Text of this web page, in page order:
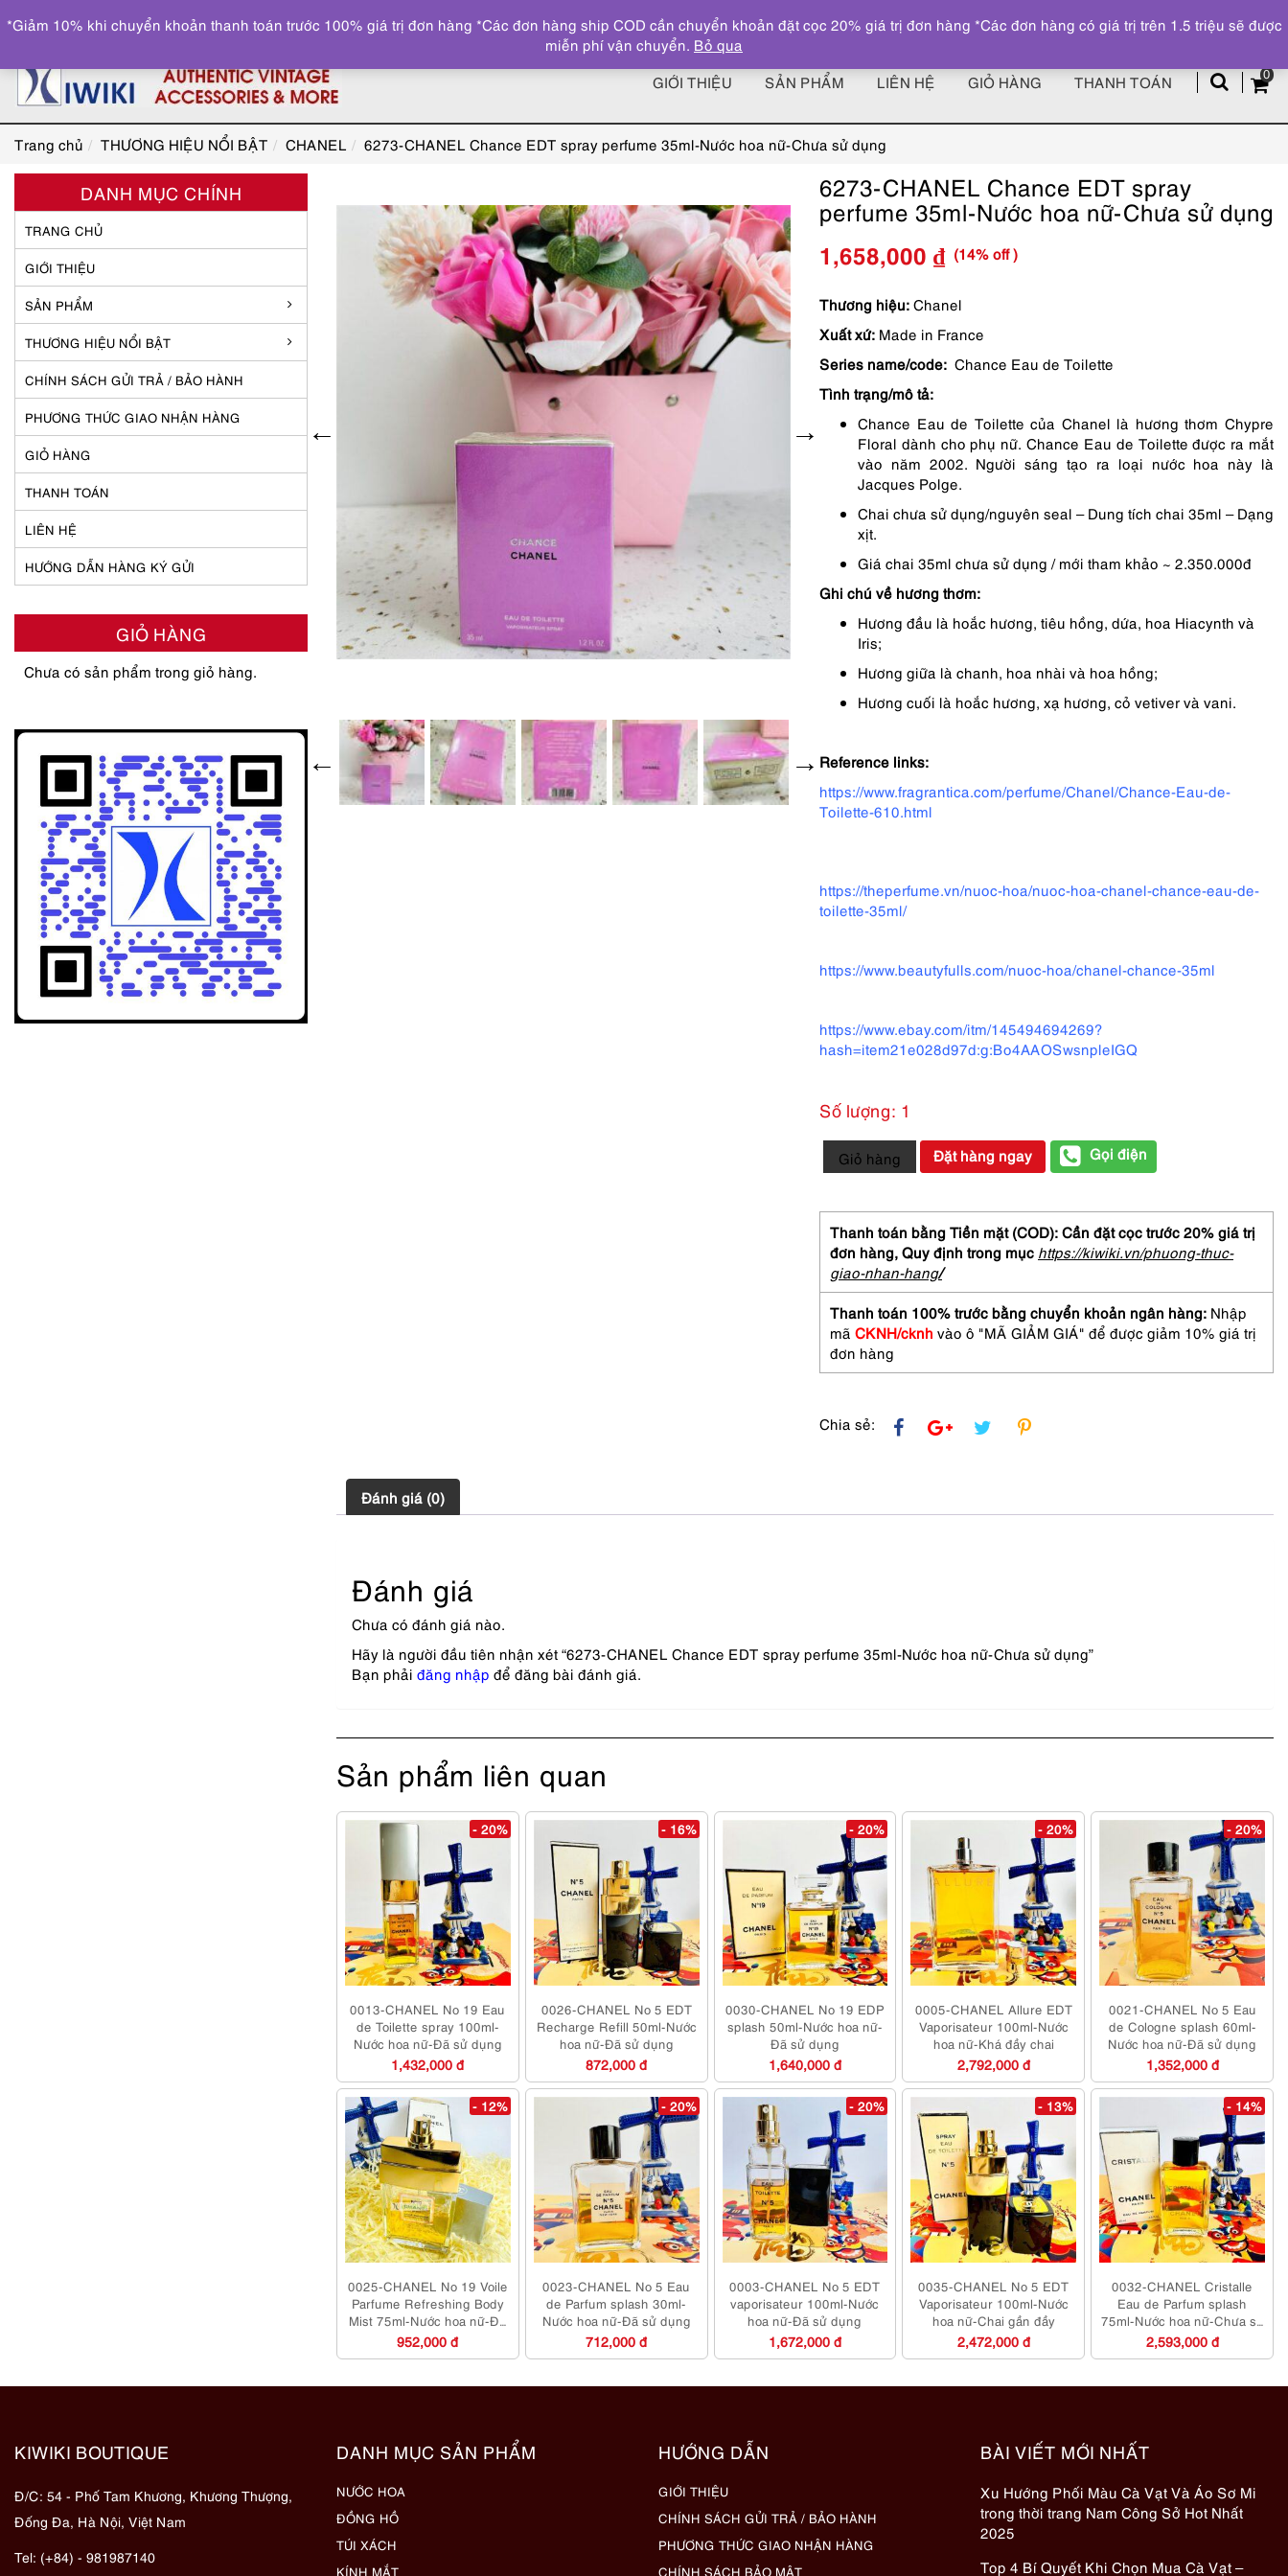
z
0
GIỚI THIỆU SẢN PHẨM LIÊN HỆ GIỎ HÀNG THANH TOÁN
Trang chủ THƯƠNG HIỆU NỔI BẬT CHANEL 6273-CHANEL Chance EDT spray perfume 35ml-Nước hoa nữ-Chưa sử dụng
6273-CHANEL Chance EDT spray
perfume 35ml-Nước hoa nữ-Chưa sử dụng
Giá
gốc
là:
1,950,000 ₫.
1,658,000 ₫
Giá
hiện
tại
là:
(14% off )
Thương hiệu: Chanel
Xuất xứ: Made in France
Series name/code: Chance Eau de Toilette
Tình trạng/mô tả:
Chance Eau de Toilette của Chanel là hương thơm Chypre
Floral dành cho phụ nữ. Chance Eau de Toilette được ra mắt
vào năm 2002. Người sáng tạo ra loại nước hoa này là
Jacques Polge.
Chai chưa sử dụng/nguyên seal – Dung tích chai 35ml – Dạng
xịt.
Giá chai 35ml chưa sử dụng / mới tham khảo ~ 2.350.000đ
Ghi chú về hương thơm:
Hương đầu là hoắc hương, tiêu hồng, dứa, hoa Hiacynth và
Iris;
Hương giữa là chanh, hoa nhài và hoa hồng;
Hương cuối là hoắc hương, xạ hương, cỏ vetiver và vani.
Reference links:
https://www.fragrantica.com/perfume/Chanel/Chance-Eau-de-
Toilette-610.html
https://theperfume.vn/nuoc-hoa/nuoc-hoa-chanel-chance-eau-de-
toilette-35ml/
https://www.beautyfulls.com/nuoc-hoa/chanel-chance-35ml
https://www.ebay.com/itm/145494694269?
hash=item21e028d97d:g:Bo4AAOSwsnpleIGQ
Số lượng: 1
6273-
CHANEL
EDT
spray
perfume
35ml-
Nước
hoa
nữ-
Chưa
sử
lượng
Giỏ hàng Đặt hàng ngay Gọi điện
Thanh toán bằng Tiền mặt (COD): Cần đặt cọc trước 20% giá trị
đơn hàng, Quy định trong mục https://kiwiki.vn/phuong-thuc-
giao-nhan-hang/
Thanh toán 100% trước bằng chuyển khoản ngân hàng: Nhập
mã CKNH/cknh vào ô "MÃ GIẢM GIÁ" để được giảm 10% giá trị
đơn hàng
Chia sẻ:
Đánh giá (0)
Đánh giá
Chưa có đánh giá nào.
Hãy là người đầu tiên nhận xét “6273-CHANEL Chance EDT spray perfume 35ml-Nước hoa nữ-Chưa sử dụng”
Bạn phải đăng nhập để đăng bài đánh giá.
Sản phẩm liên quan
- 20%
0013-CHANEL No 19 Eau
de Toilette spray 100ml-
Nước hoa nữ-Đã sử dụng
1,432,000 đ
- 16%
0026-CHANEL No 5 EDT
Recharge Refill 50ml-Nước
hoa nữ-Đã sử dụng
872,000 đ
- 20%
0030-CHANEL No 19 EDP
splash 50ml-Nước hoa nữ-
Đã sử dụng
1,640,000 đ
- 20%
0005-CHANEL Allure EDT
Vaporisateur 100ml-Nước
hoa nữ-Khá đầy chai
2,792,000 đ
- 20%
0021-CHANEL No 5 Eau
de Cologne splash 60ml-
Nước hoa nữ-Đã sử dụng
1,352,000 đ
- 12%
0025-CHANEL No 19 Voile
Parfume Refreshing Body
Mist 75ml-Nước hoa nữ-Đã
sử dụng
952,000 đ
- 20%
0023-CHANEL No 5 Eau
de Parfum splash 30ml-
Nước hoa nữ-Đã sử dụng
712,000 đ
- 20%
0003-CHANEL No 5 EDT
vaporisateur 100ml-Nước
hoa nữ-Đã sử dụng
1,672,000 đ
- 13%
0035-CHANEL No 5 EDT
Vaporisateur 100ml-Nước
hoa nữ-Chai gần đầy
2,472,000 đ
- 14%
0032-CHANEL Cristalle
Eau de Parfum splash
75ml-Nước hoa nữ-Chưa sử
dụng
2,593,000 đ
DANH MỤC CHÍNH
TRANG CHỦ
GIỚI THIỆU
SẢN PHẨM
THƯƠNG HIỆU NỔI BẬT
CHÍNH SÁCH GỬI TRẢ / BẢO HÀNH
PHƯƠNG THỨC GIAO NHẬN HÀNG
GIỎ HÀNG
THANH TOÁN
LIÊN HỆ
HƯỚNG DẪN HÀNG KÝ GỬI
GIỎ HÀNG
Chưa có sản phẩm trong giỏ hàng.
KIWIKI BOUTIQUE
Đ/C: 54 - Phố Tam Khương, Khương Thượng,
Đống Đa, Hà Nội, Việt Nam
Tel: (+84) - 981987140
DANH MỤC SẢN PHẨM
NƯỚC HOA
ĐỒNG HỒ
TÚI XÁCH
KÍNH MẮT
HƯỚNG DẪN
GIỚI THIỆU
CHÍNH SÁCH GỬI TRẢ / BẢO HÀNH
PHƯƠNG THỨC GIAO NHẬN HÀNG
CHÍNH SÁCH BẢO MẬT
BÀI VIẾT MỚI NHẤT
Xu Hướng Phối Màu Cà Vạt Và Áo Sơ Mi
trong thời trang Nam Công Sở Hot Nhất
2025
Top 4 Bí Quyết Khi Chọn Mua Cà Vạt –
*Giảm 10% khi chuyển khoản thanh toán trước 100% giá trị đơn hàng *Các đơn hàng ship COD cần chuyển khoản đặt cọc 20% giá trị đơn hàng *Các đơn hàng có giá trị trên 1.5 triệu sẽ được
miễn phí vận chuyển. Bỏ qua